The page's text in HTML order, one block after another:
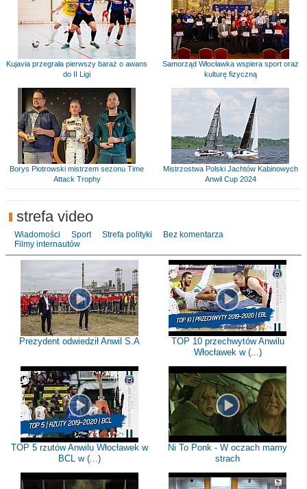
Kujavia przegrała pierwszy baraż o awans
do II Ligi
Samorząd Włocławka wspiera sport oraz
kulturę fizyczną
Borys Piotrowski mistrzem sezonu Time
Attack Trophy
Mistrzostwa Polski Jachtów Kabinowych
Anwil Cup 2024
strefa video
Wiadomości Sport Strefa polityki
Bez komentarza
Filmy internautów
Prezydent odwiedził Anwil S.A
TOP 10 przechwytów Anwilu
Włocławek w (...)
TOP 5 rzutów Anwilu Włocławek w
BCL w (...)
Ni To Ponk - W oczach mamy
strach